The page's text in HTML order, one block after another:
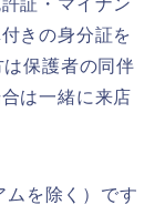
証・マイナン
きの身分証を
保護者の同伴
は一緒に来店
を除く）です